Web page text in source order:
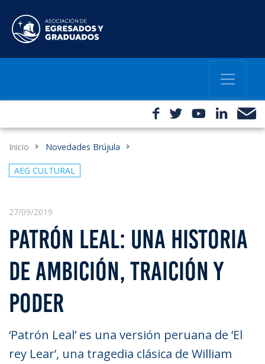
Inicio Novedades Brújula
AEG CULTURAL
27/09/2019
PATRÓN LEAL: UNA HISTORIA
DE AMBICIÓN, TRAICIÓN Y
PODER
‘Patrón Leal’ es una versión peruana de ‘El
rey Lear’, una tragedia clásica de William